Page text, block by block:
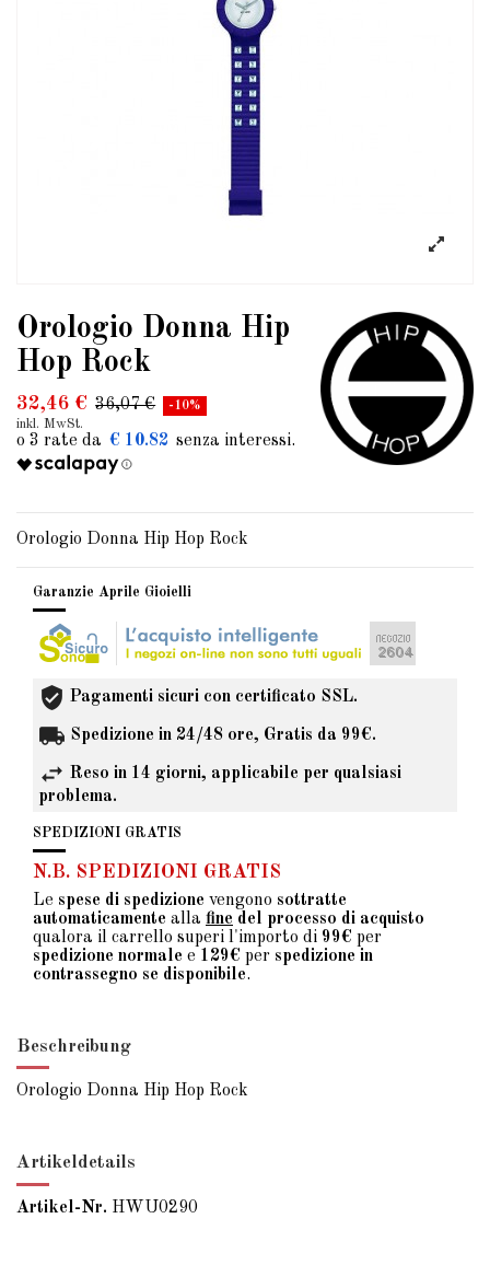
Orologio Donna Hip
Hop Rock
32,46 € 36,07 € -10%
inkl. MwSt.
€ 10.82
Orologio Donna Hip Hop Rock
Garanzie Aprile Gioielli
Pagamenti sicuri con certificato SSL.
Spedizione in 24/48 ore, Gratis da 99€.
Reso in 14 giorni, applicabile per qualsiasi
problema.
SPEDIZIONI GRATIS
N.B. SPEDIZIONI GRATIS
Le spese di spedizione vengono sottratte
automaticamente alla fine del processo di acquisto
qualora il carrello superi l'importo di 99€ per
spedizione normale e 129€ per spedizione in
contrassegno se disponibile.
Beschreibung
Orologio Donna Hip Hop Rock
Artikeldetails
Artikel-Nr. HWU0290